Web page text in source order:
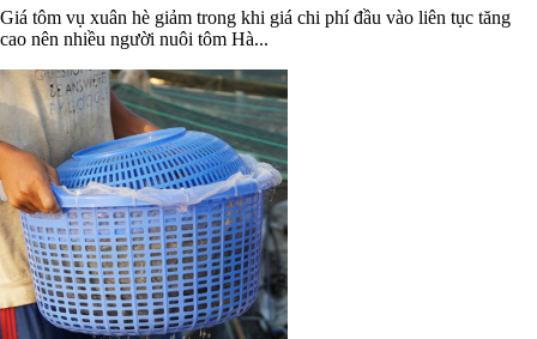
Giá tôm vụ xuân hè giảm trong khi giá chi phí đầu vào liên tục tăng
cao nên nhiều người nuôi tôm Hà...